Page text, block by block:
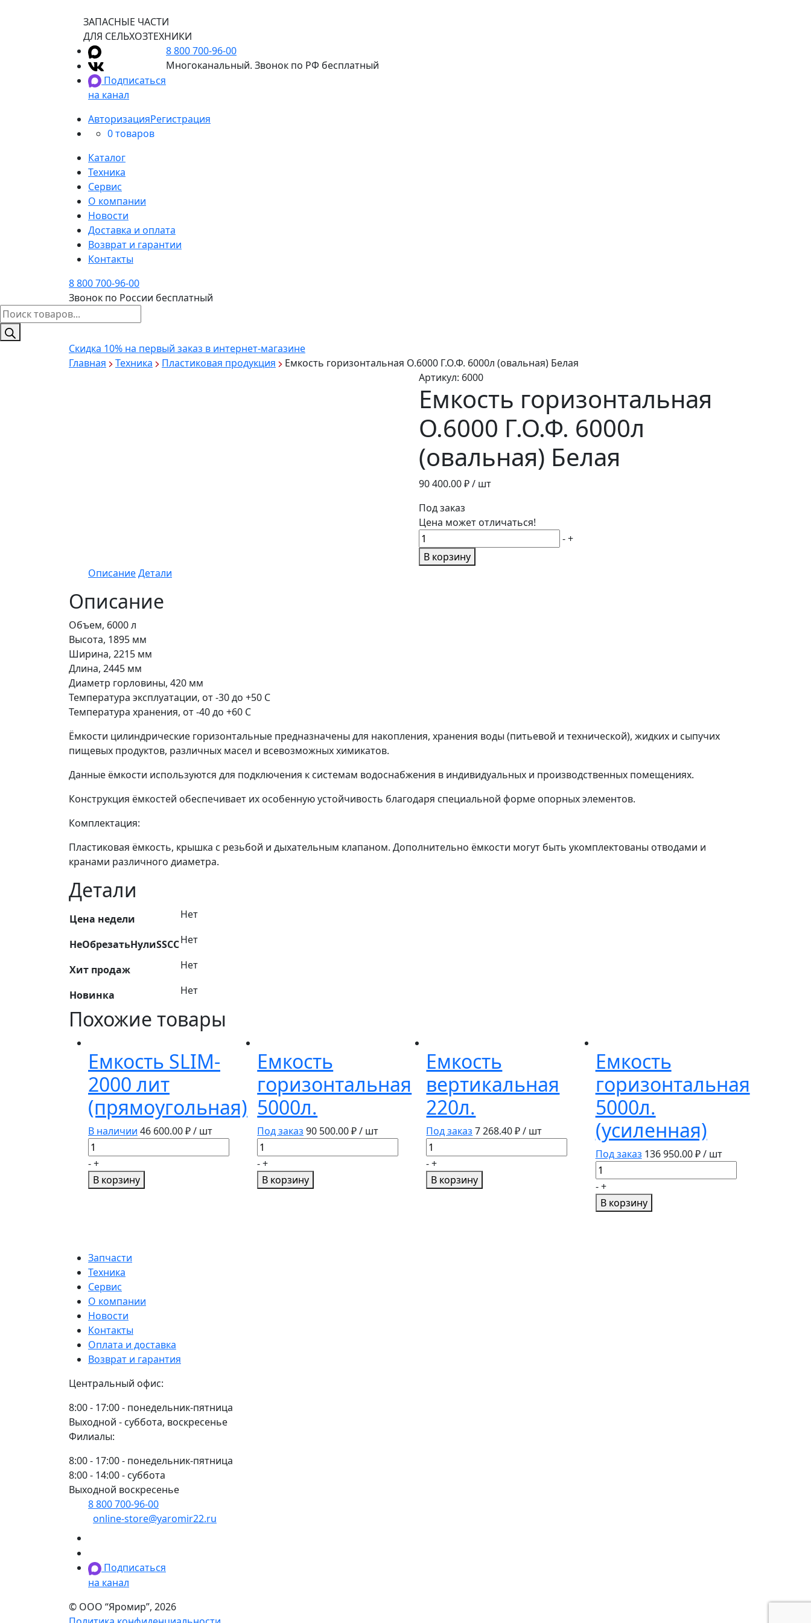
ЗАПАСНЫЕ ЧАСТИ
ДЛЯ СЕЛЬХОЗТЕХНИКИ
Подписаться
на канал
8 800 700-96-00
Многоканальный. Звонок по РФ бесплатный
АвторизацияРегистрация
0 товаров
Каталог
Техника
Сервис
О компании
Новости
Доставка и оплата
Возврат и гарантии
Контакты
8 800 700-96-00
Звонок по России бесплатный
Поиск
товаров
Скидка 10% на первый заказ в интернет-магазине
Главная
Техника Пластиковая продукция
Емкость горизонтальная О.6000 Г.О.Ф. 6000л (овальная) Белая
Артикул: 6000
Емкость горизонтальная
О.6000 Г.О.Ф. 6000л
(овальная) Белая
90 400.00₽ / шт
Под заказ
Цена может отличаться!
Количество
товара
Емкость
-+
В корзину
ОписаниеДетали
Описание
Объем, 6000 л
Высота, 1895 мм
Ширина, 2215 мм
Длина, 2445 мм
Диаметр горловины, 420 мм
Температура эксплуатации, от -30 до +50 С
Температура хранения, от -40 до +60 С
Ёмкости цилиндрические горизонтальные предназначены для накопления, хранения воды (питьевой и технической), жидких и сыпучих
пищевых продуктов, различных масел и всевозможных химикатов.
Данные ёмкости используются для подключения к системам водоснабжения в индивидуальных и производственных помещениях.
Конструкция ёмкостей обеспечивает их особенную устойчивость благодаря специальной форме опорных элементов.
Комплектация:
Пластиковая ёмкость, крышка с резьбой и дыхательным клапаном. Дополнительно ёмкости могут быть укомплектованы отводами и
кранами различного диаметра.
Детали
Цена недели Нет
НеОбрезатьНулиSSCCНет
Хит продаж Нет
Новинка Нет
Похожие товары
Емкость SLIM-
2000 лит
(прямоугольная)
В наличии 46 600.00₽ / шт
Количество
товара
Емкость
SLIM-
-+
В корзину
Емкость
горизонтальная
5000л.
Под заказ 90 500.00₽ / шт
Количество
товара
Емкость
горизонтальная
-+
В корзину
Емкость
вертикальная
220л.
Под заказ 7 268.40₽ / шт
Количество
товара
Емкость
вертикальная
- +
В корзину
Емкость
горизонтальная
5000л.
(усиленная)
Под заказ 136 950.00₽ / шт
Количество
товара
Емкость
горизонтальная
-+
В корзину
Запчасти
Техника
Сервис
О компании
Новости
Контакты
Оплата и доставка
Возврат и гарантия
Центральный офис:
8:00 - 17:00 - понедельник-пятница
Выходной - суббота, воскресенье
Филиалы:
8:00 - 17:00 - понедельник-пятница
8:00 - 14:00 - суббота
Выходной воскресенье
8 800 700-96-00
online-store@yaromir22.ru
Подписаться
на канал
© ООО “Яромир”, 2026